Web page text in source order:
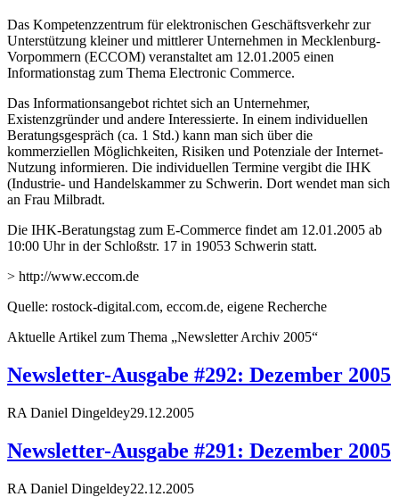
Das Kompetenzzentrum für elektronischen Geschäftsverkehr zur
Unterstützung kleiner und mittlerer Unternehmen in Mecklenburg-
Vorpommern (ECCOM) veranstaltet am 12.01.2005 einen
Informationstag zum Thema Electronic Commerce.
Das Informationsangebot richtet sich an Unternehmer,
Existenzgründer und andere Interessierte. In einem individuellen
Beratungsgespräch (ca. 1 Std.) kann man sich über die
kommerziellen Möglichkeiten, Risiken und Potenziale der Internet-
Nutzung informieren. Die individuellen Termine vergibt die IHK
(Industrie- und Handelskammer zu Schwerin. Dort wendet man sich
an Frau Milbradt.
Die IHK-Beratungstag zum E-Commerce findet am 12.01.2005 ab
10:00 Uhr in der Schloßstr. 17 in 19053 Schwerin statt.
> http://www.eccom.de
Quelle: rostock-digital.com, eccom.de, eigene Recherche
Aktuelle Artikel zum Thema „Newsletter Archiv 2005“
Newsletter-Ausgabe #292: Dezember 2005
RA Daniel Dingeldey29.12.2005
Newsletter-Ausgabe #291: Dezember 2005
RA Daniel Dingeldey22.12.2005